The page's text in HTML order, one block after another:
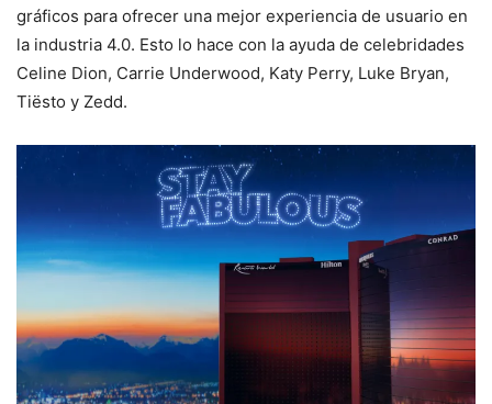
gráficos para ofrecer una mejor experiencia de usuario en
la industria 4.0. Esto lo hace con la ayuda de celebridades
Celine Dion, Carrie Underwood, Katy Perry, Luke Bryan,
Tiësto y Zedd.